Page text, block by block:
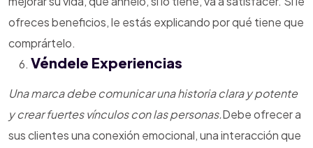
ofreces beneficios, le estás explicando por qué tiene que
comprártelo.
Véndele Experiencias
Una marca debe comunicar una historia clara y potente
y crear fuertes vínculos con las personas.Debe ofrecer a
sus clientes una conexión emocional, una interacción que